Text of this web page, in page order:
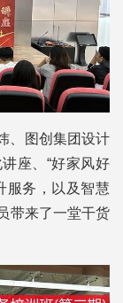
、图创集团设计
座、“好家风好
服务，以及智慧
带来了一堂干货